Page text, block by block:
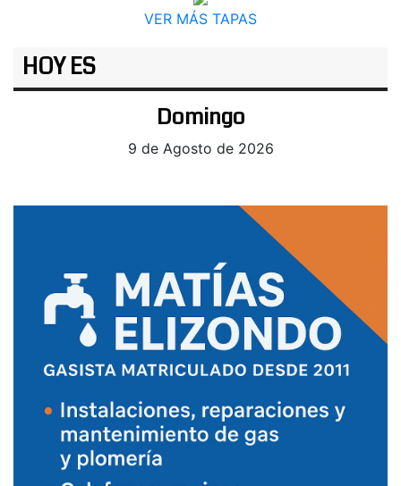
VER MÁS TAPAS
HOY ES
Domingo
9 de Agosto de 2026